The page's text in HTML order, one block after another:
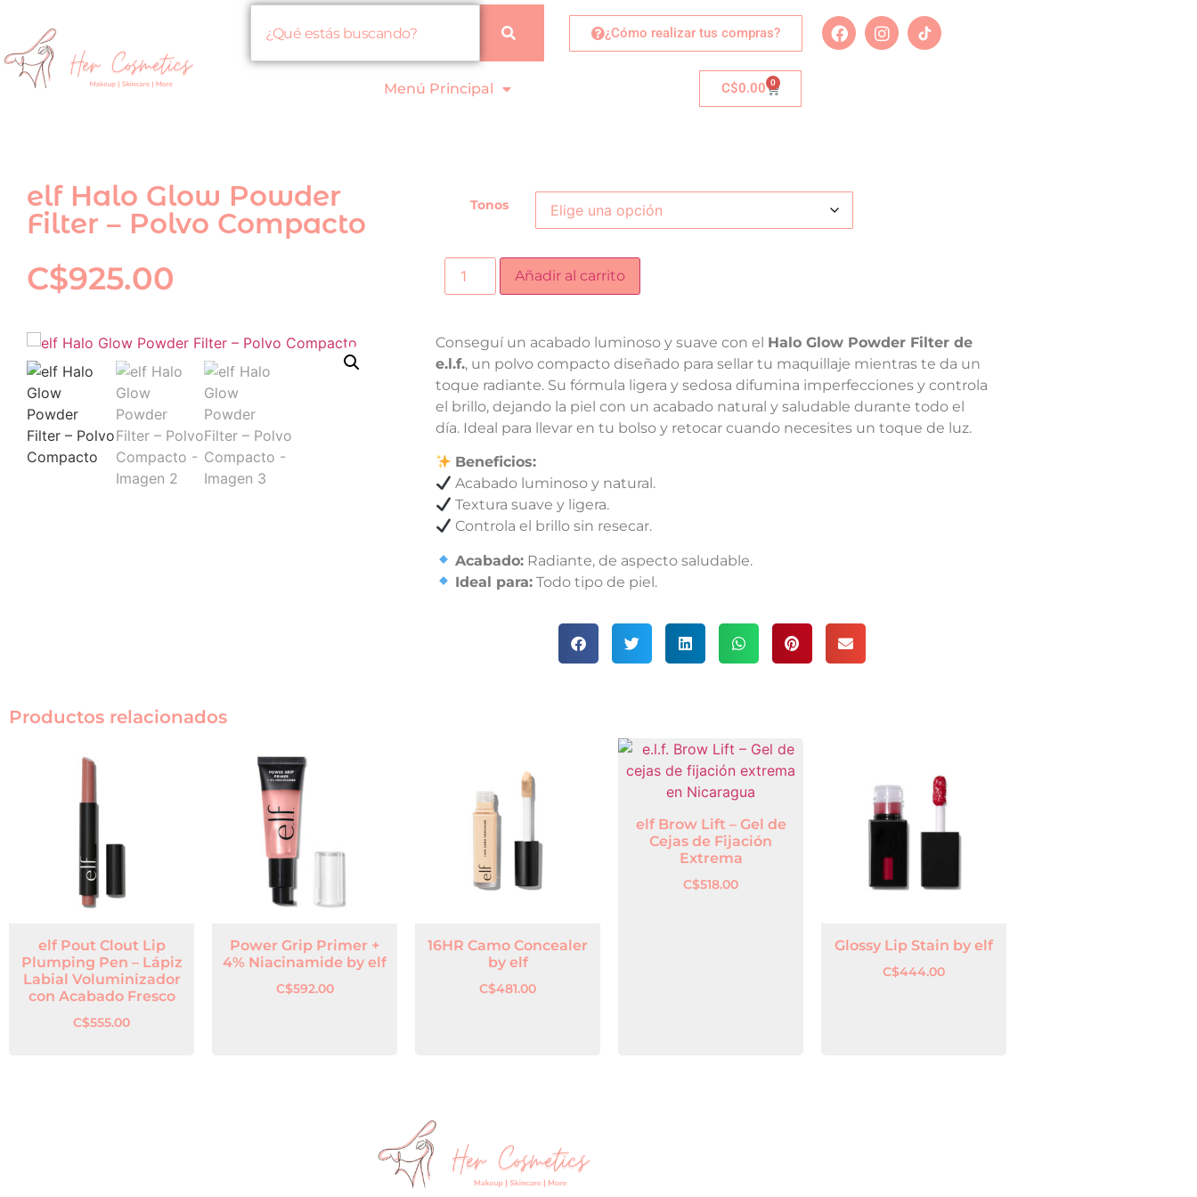
¿Cómo realizar tus compras?
Menú Principal C$0.00 0
elf Halo Glow Powder
Filter – Polvo Compacto
C$925.00
Tonos
Añadir al carrito
Conseguí un acabado luminoso y suave con el Halo Glow Powder Filter de
e.l.f., un polvo compacto diseñado para sellar tu maquillaje mientras te da un
toque radiante. Su fórmula ligera y sedosa difumina imperfecciones y controla
el brillo, dejando la piel con un acabado natural y saludable durante todo el
día. Ideal para llevar en tu bolso y retocar cuando necesites un toque de luz.
Beneficios:
Acabado luminoso y natural.
Textura suave y ligera.
Controla el brillo sin resecar.
Acabado: Radiante, de aspecto saludable.
Ideal para: Todo tipo de piel.
Productos relacionados
elf Pout Clout Lip
Plumping Pen – Lápiz
Labial Voluminizador
con Acabado Fresco
C$555.00
Power Grip Primer +
4% Niacinamide by elf
C$592.00
16HR Camo Concealer
by elf
C$481.00
elf Brow Lift – Gel de
Cejas de Fijación
Extrema
C$518.00
Glossy Lip Stain by elf
C$444.00